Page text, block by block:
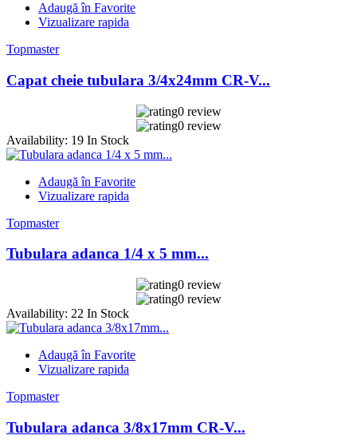
Adaugă în Favorite
Vizualizare rapida
Topmaster
Capat cheie tubulara 3/4x24mm CR-V...
0 review
0 review
Availability: 19 In Stock
Adaugă în Favorite
Vizualizare rapida
Topmaster
Tubulara adanca 1/4 x 5 mm...
0 review
0 review
Availability: 22 In Stock
Adaugă în Favorite
Vizualizare rapida
Topmaster
Tubulara adanca 3/8x17mm CR-V...